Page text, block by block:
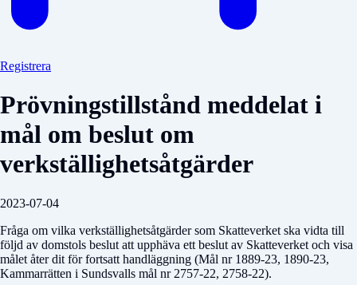
Registrera
Prövningstillstånd meddelat i
mål om beslut om
verkställighetsåtgärder
2023-07-04
Fråga om vilka verkställighetsåtgärder som Skatteverket ska vidta till
följd av domstols beslut att upphäva ett beslut av Skatteverket och visa
målet åter dit för fortsatt handläggning (Mål nr 1889-23, 1890-23,
Kammarrätten i Sundsvalls mål nr 2757-22, 2758-22).